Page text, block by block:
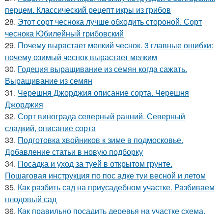
перцем. Классический рецепт икры из грибов
28. Этот сорт чеснока лучше обходить стороной. Сорт
чеснока Юбилейный грибовский
29. Почему вырастает мелкий чеснок. 3 главные ошибки:
почему озимый чеснок вырастает мелким
30. Годеция выращивание из семян когда сажать.
Выращивание из семян
31. Черешня Джорджия описание сорта. Черешня
Джорджия
32. Сорт винограда северный ранний. Северный
сладкий, описание сорта
33. Подготовка хвойников к зиме в подмосковье.
Добавление статьи в новую подборку
34. Посадка и уход за туей в открытом грунте.
Пошаговая инструкция по пос адке туи весной и летом
35. Как разбить сад на приусадебном участке. Разбиваем
плодовый сад
36. Как правильно посадить деревья на участке схема.